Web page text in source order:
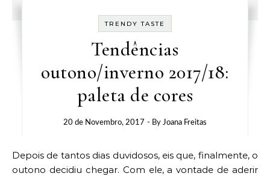
TRENDY TASTE
Tendências
outono/inverno 2017/18:
paleta de cores
20 de Novembro, 2017 - By Joana Freitas
Depois de tantos dias duvidosos, eis que, finalmente, o
outono decidiu chegar. Com ele, a vontade de aderir